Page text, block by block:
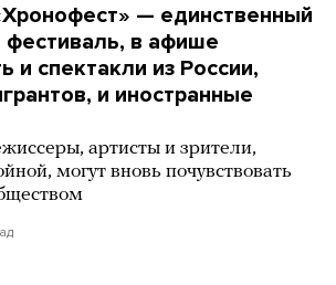
— единственный
фестиваль, в афише
и спектакли из России,
и иностранные
артисты и зрители,
могут вновь почувствовать